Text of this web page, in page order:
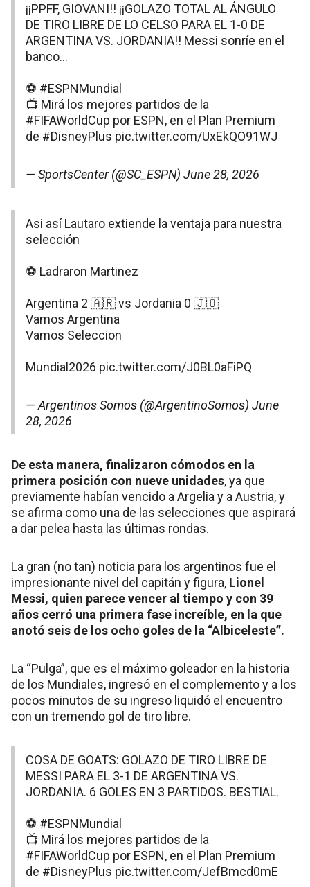
¡¡PPFF, GIOVANI!! ¡¡GOLAZO TOTAL AL ÁNGULO
DE TIRO LIBRE DE LO CELSO PARA EL 1-0 DE
ARGENTINA VS. JORDANIA!! Messi sonríe en el
banco...
⚽ #ESPNMundial
📺 Mirá los mejores partidos de la
#FIFAWorldCup por ESPN, en el Plan Premium
de #DisneyPlus pic.twitter.com/UxEkQO91WJ
— SportsCenter (@SC_ESPN) June 28, 2026
Asi así Lautaro extiende la ventaja para nuestra
selección
⚽️ Ladraron Martinez
Argentina 2 🇦🇷 vs Jordania 0 🇯🇴
Vamos Argentina
Vamos Seleccion
Mundial2026 pic.twitter.com/J0BL0aFiPQ
— Argentinos Somos (@ArgentinoSomos) June
28, 2026
De esta manera, finalizaron cómodos en la
primera posición con nueve unidades, ya que
previamente habían vencido a Argelia y a Austria, y
se afirma como una de las selecciones que aspirará
a dar pelea hasta las últimas rondas.
La gran (no tan) noticia para los argentinos fue el
impresionante nivel del capitán y figura, Lionel
Messi, quien parece vencer al tiempo y con 39
años cerró una primera fase increíble, en la que
anotó seis de los ocho goles de la “Albiceleste”.
La “Pulga”, que es el máximo goleador en la historia
de los Mundiales, ingresó en el complemento y a los
pocos minutos de su ingreso liquidó el encuentro
con un tremendo gol de tiro libre.
COSA DE GOATS: GOLAZO DE TIRO LIBRE DE
MESSI PARA EL 3-1 DE ARGENTINA VS.
JORDANIA. 6 GOLES EN 3 PARTIDOS. BESTIAL.
⚽ #ESPNMundial
📺 Mirá los mejores partidos de la
#FIFAWorldCup por ESPN, en el Plan Premium
de #DisneyPlus pic.twitter.com/JefBmcd0mE